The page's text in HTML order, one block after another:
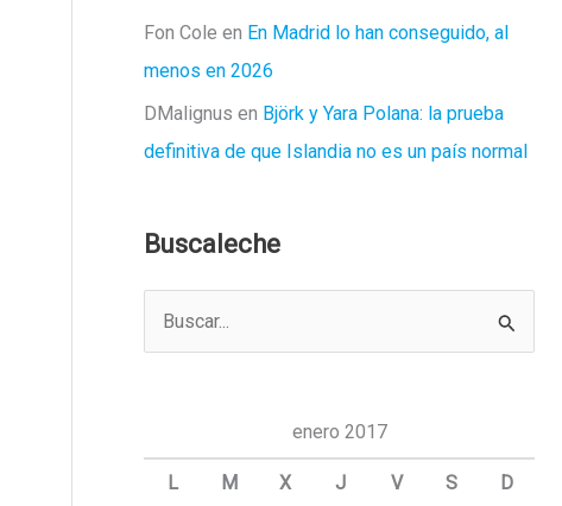
Fon Cole en En Madrid lo han conseguido, al
menos en 2026
DMalignus en Björk y Yara Polana: la prueba
definitiva de que Islandia no es un país normal
Buscaleche
a
enero 2017
L M X J V S D